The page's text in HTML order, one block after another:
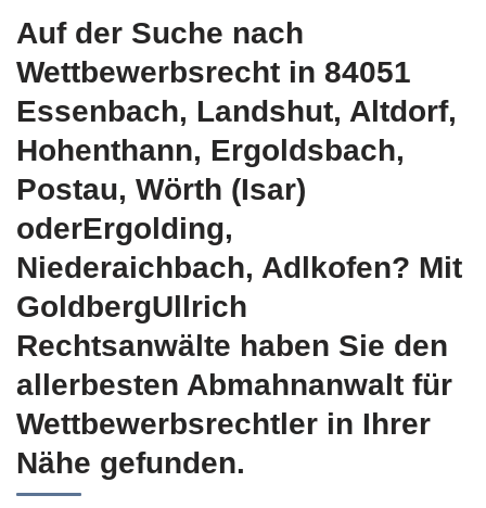
Auf der Suche nach
Wettbewerbsrecht in 84051
Essenbach, Landshut, Altdorf,
Hohenthann, Ergoldsbach,
Postau, Wörth (Isar)
oderErgolding,
Niederaichbach, Adlkofen? Mit
GoldbergUllrich
Rechtsanwälte haben Sie den
allerbesten Abmahnanwalt für
Wettbewerbsrechtler in Ihrer
Nähe gefunden.